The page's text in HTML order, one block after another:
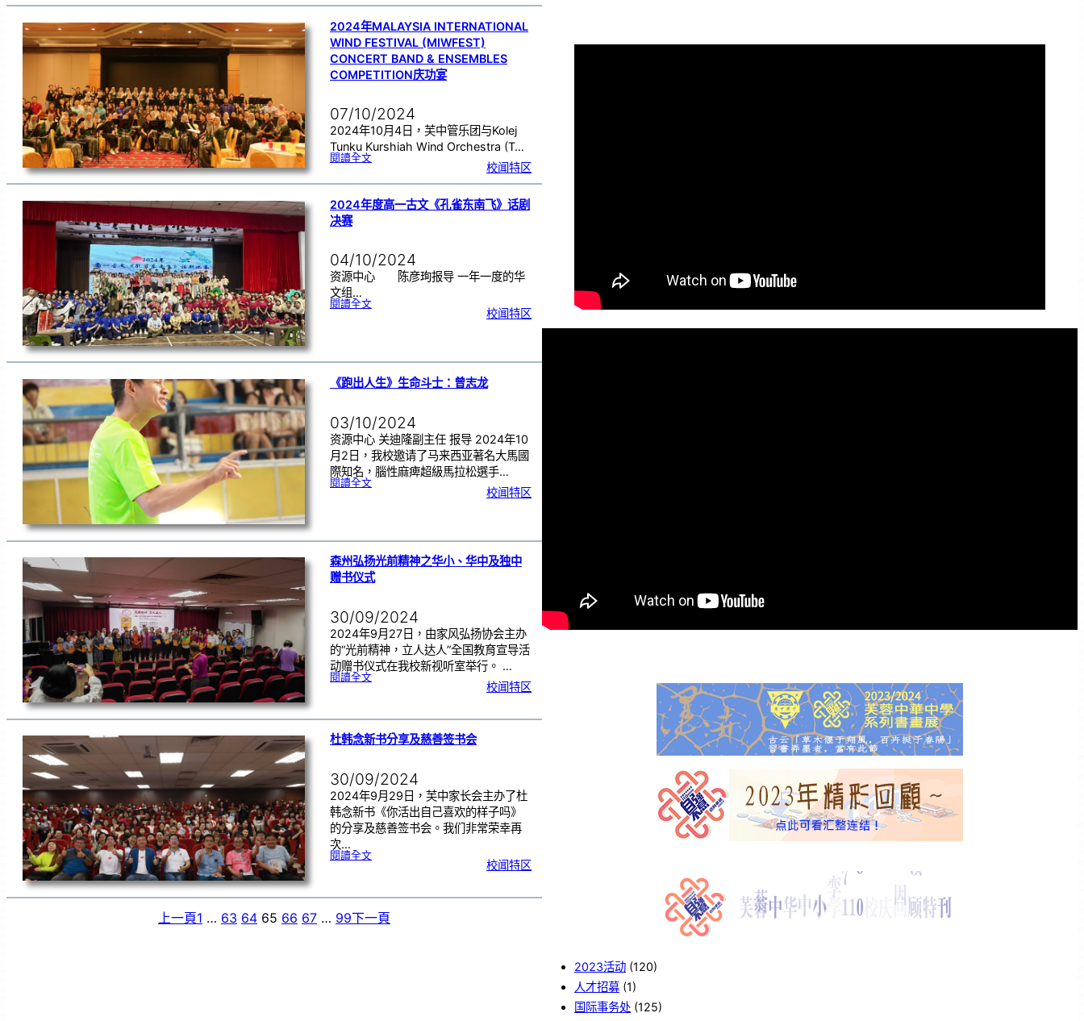
a
ta
iR
e
d
a
n
g
,S
e
h
a
n）
进
行
观
星
活
动
2024年MALAYSIA INTERNATIONAL
WIND FESTIVAL (MIWFEST)
CONCERT BAND & ENSEMBLES
COMPETITION庆功宴
07/10/2024
2024年10月4日，芙中管乐团与Kolej
Tunku Kurshiah Wind Orchestra (T…
閱讀全文:2
年
a
la
y
e
r
n
at
i
alW
v
a
m
i
T
)
C
on
c
e
rtBa
n
d&
s
o
m
p
e
t
it
庆
功
宴
校闻特区
2024年度高一古文《孔雀东南飞》话剧
决赛
04/10/2024
资源中心 陈彦珣报导 一年一度的华
文组…
閱讀全文:2
文
《
雀
东
南
决
赛
校闻特区
《跑出人生》生命斗士：曾志龙
03/10/2024
资源中心 关迪隆副主任 报导 2024年10
月2日，我校邀请了马来西亚著名大馬國
際知名，腦性麻痺超級馬拉松選手…
閱讀全文:《
士
：
志
龙
校闻特区
森州弘扬光前精神之华小、华中及独中
赠书仪式
30/09/2024
2024年9月27日，由家风弘扬协会主办
的“光前精神，立人达人”全国教育宣导活
动赠书仪式在我校新视听室举行。 …
閱讀全文:森
神
华
小
、
华
中
赠
书
仪
式
校闻特区
杜韩念新书分享及慈善签书会
30/09/2024
2024年9月29日，芙中家长会主办了杜
韩念新书《你活出自己喜欢的样子吗》
的分享及慈善签书会。我们非常荣幸再
次…
閱讀全文:杜
及
善
签
书
会
校闻特区
上一頁1 … 63 64 65 66 67 … 99下一頁
2023活动 (120)
人才招募 (1)
国际事务处 (125)